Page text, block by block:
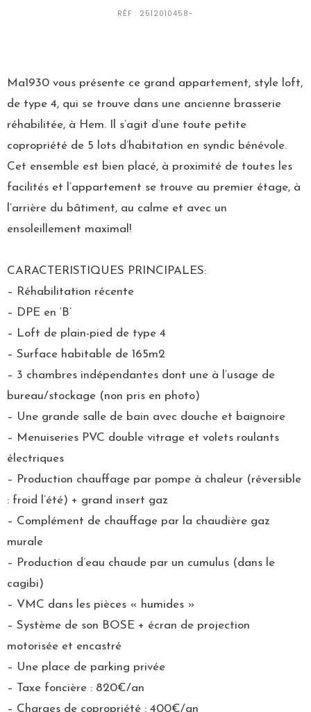
RÉF : 2512010458-
Ma1930 vous présente ce grand appartement, style loft,
de type 4, qui se trouve dans une ancienne brasserie
réhabilitée, à Hem. Il s’agit d’une toute petite
copropriété de 5 lots d’habitation en syndic bénévole.
Cet ensemble est bien placé, à proximité de toutes les
facilités et l’appartement se trouve au premier étage, à
l’arrière du bâtiment, au calme et avec un
ensoleillement maximal!
CARACTERISTIQUES PRINCIPALES:
– Réhabilitation récente
– DPE en ‘B’
– Loft de plain-pied de type 4
– Surface habitable de 165m2
– 3 chambres indépendantes dont une à l’usage de
bureau/stockage (non pris en photo)
– Une grande salle de bain avec douche et baignoire
– Menuiseries PVC double vitrage et volets roulants
électriques
– Production chauffage par pompe à chaleur (réversible
: froid l’été) + grand insert gaz
– Complément de chauffage par la chaudière gaz
murale
– Production d’eau chaude par un cumulus (dans le
cagibi)
– VMC dans les pièces « humides »
– Système de son BOSE + écran de projection
motorisée et encastré
– Une place de parking privée
– Taxe foncière : 820€/an
– Charges de copropriété : 400€/an